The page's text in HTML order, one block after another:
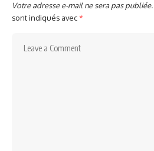
Votre adresse e-mail ne sera pas publiée.
sont indiqués avec*